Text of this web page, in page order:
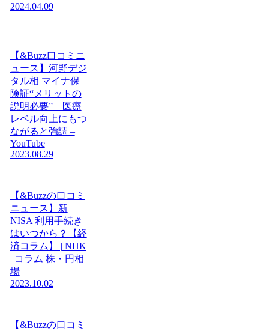
2024.04.09
【&Buzz口コミニ
ュース】河野デジ
タル相 マイナ保
険証“メリットの
説明必要” 医療
レベル向上にもつ
ながると強調 –
YouTube
2023.08.29
【&Buzzの口コミ
ニュース】新
NISA 利用手続き
はいつから？【経
済コラム】 | NHK
| コラム 株・円相
場
2023.10.02
【&Buzzの口コミ